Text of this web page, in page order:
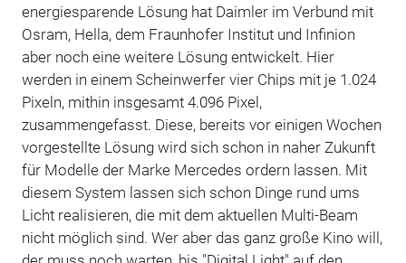
energiesparende Lösung hat Daimler im Verbund mit
Osram, Hella, dem Fraunhofer Institut und Infinion
aber noch eine weitere Lösung entwickelt. Hier
werden in einem Scheinwerfer vier Chips mit je 1.024
Pixeln, mithin insgesamt 4.096 Pixel,
zusammengefasst. Diese, bereits vor einigen Wochen
vorgestellte Lösung wird sich schon in naher Zukunft
für Modelle der Marke Mercedes ordern lassen. Mit
diesem System lassen sich schon Dinge rund ums
Licht realisieren, die mit dem aktuellen Multi-Beam
nicht möglich sind. Wer aber das ganz große Kino will,